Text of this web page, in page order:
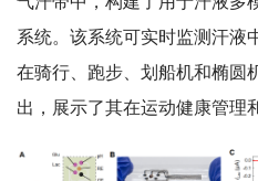
系统。该系统可实时监测汗液
在骑行、跑步、划船机和椭圆
出，展示了其在运动健康管理